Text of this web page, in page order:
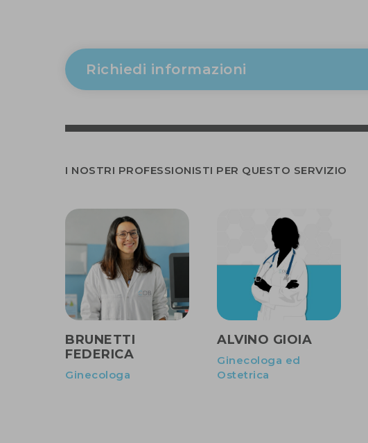
Richiedi informazioni
I NOSTRI PROFESSIONISTI PER QUESTO SERVIZIO
BRUNETTI
FEDERICA
Ginecologa
ALVINO GIOIA
Ginecologa ed
Ostetrica